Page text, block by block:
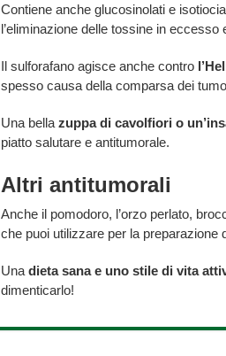
Contiene anche glucosinolati e
l’eliminazione delle tossine in
Il sulforafano agisce anche contro
spesso causa della comparsa dei
Una bella zuppa di cavolfiori o
piatto salutare e antitumorale.
Altri antitumorali
Anche il pomodoro, l’orzo perlato,
che puoi utilizzare per la preparazione
Una dieta sana e uno stile di vita
dimenticarlo!